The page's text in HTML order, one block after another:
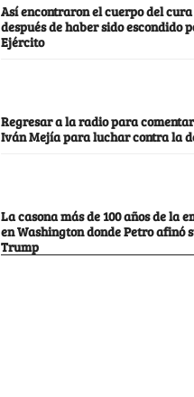
Así encontraron el cuerpo del cura
después de haber sido escondido
Ejército
Regresar a la radio para
Iván Mejía para luchar contra la
La casona más de 100 años de la
en Washington donde Petro afinó
Trump